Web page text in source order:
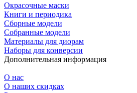
Окрасочные маски
Книги и периодика
Сборные модели
Собранные модели
Материалы для диорам
Наборы для конверсии
Дополнительная информация
О нас
О наших скидках